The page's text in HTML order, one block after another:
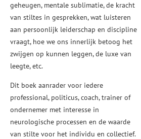
geheugen, mentale sublimatie, de kracht
van stiltes in gesprekken, wat luisteren
aan persoonlijk leiderschap en discipline
vraagt, hoe we ons innerlijk betoog het
zwijgen op kunnen leggen, de luxe van
leegte, etc.
Dit boek aanrader voor iedere
professional, politicus, coach, trainer of
ondernemer met interesse in
neurologische processen en de waarde
van stilte voor het individu en collectief.